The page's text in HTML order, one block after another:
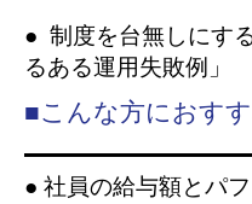
● 制度を台無しにす
るある運用失敗例」
■こんな方におす
● 社員の給与額とパ